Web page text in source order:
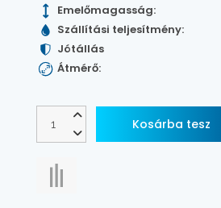
Emelőmagasság:
Szállítási teljesítmény:
Jótállás
Átmérő: